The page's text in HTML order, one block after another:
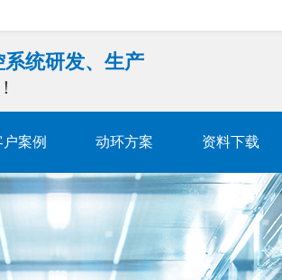
统研发、生产
户案例 动环方案 资料下载